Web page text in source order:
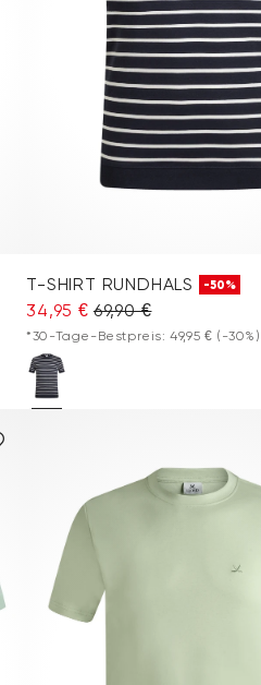
T-SHIRT RUNDHALS -50%
34,95 € 69,90 €
*30-Tage-Bestpreis: 49,95 € (-30%)